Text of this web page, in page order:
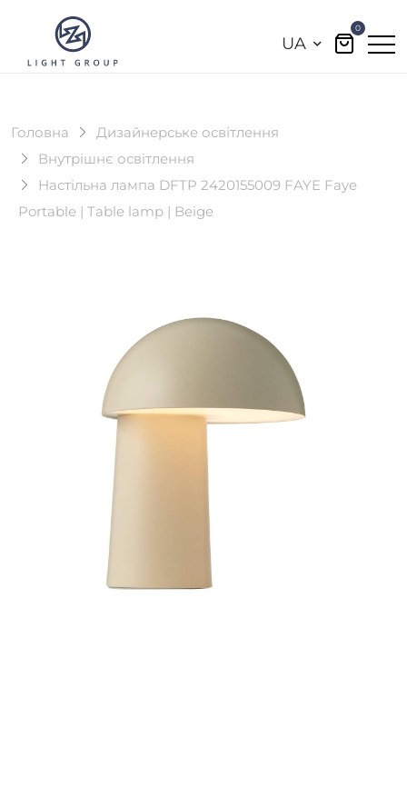
UA
0
Головна
Дизайнерське освітлення
Внутрішнє освітлення
Настільна лампа DFTP 2420155009 FAYE Faye
Portable | Table lamp | Beige